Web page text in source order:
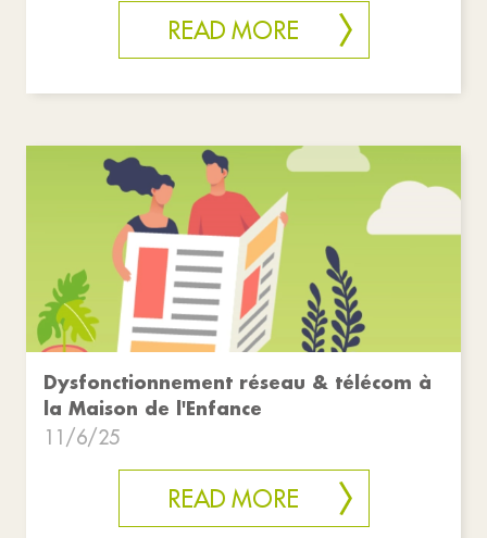
READ MORE
Dysfonctionnement réseau & télécom à
la Maison de l'Enfance
11/6/25
READ MORE